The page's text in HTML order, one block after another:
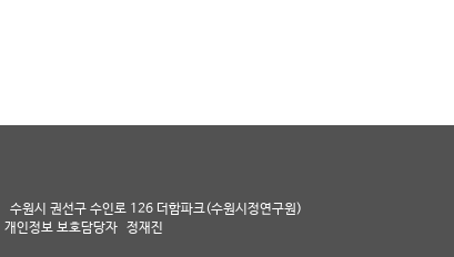
수원시 권선구 수인로 126 더함파크(수원시정연구원)
개인정보 보호담당자 정재진